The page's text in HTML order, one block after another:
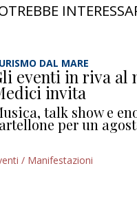
DAL MARE
eventi in riva al
invita
talk show e
per un
/ Manifestazioni